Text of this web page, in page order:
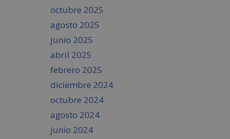
octubre 2025
agosto 2025
junio 2025
abril 2025
febrero 2025
diciembre 2024
octubre 2024
agosto 2024
junio 2024